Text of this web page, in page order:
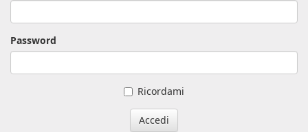
Password
Ricordami
Accedi